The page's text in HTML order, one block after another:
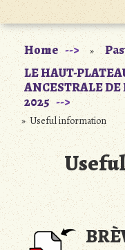
Home »
LE HAUT-
ANCESTRALE
2025
» Useful information